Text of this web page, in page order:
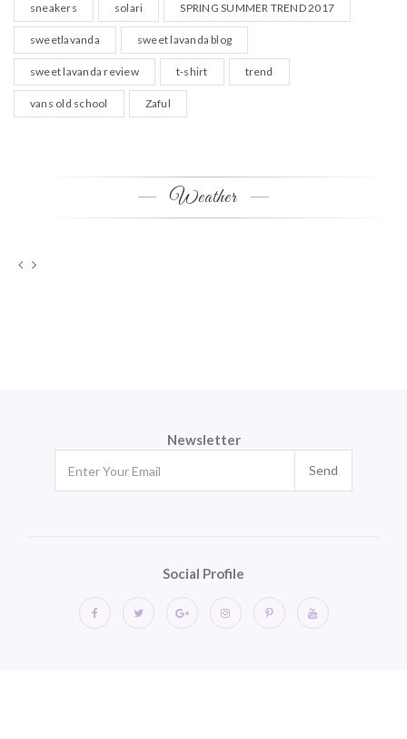
sneakers solari SPRING SUMMER TREND 2017
sweetlavanda sweet lavanda blog
sweet lavanda review t-shirt trend
vans old school Zaful
Weather
Newsletter
Send
Social Profile